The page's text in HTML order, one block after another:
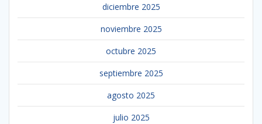
diciembre 2025
noviembre 2025
octubre 2025
septiembre 2025
agosto 2025
julio 2025